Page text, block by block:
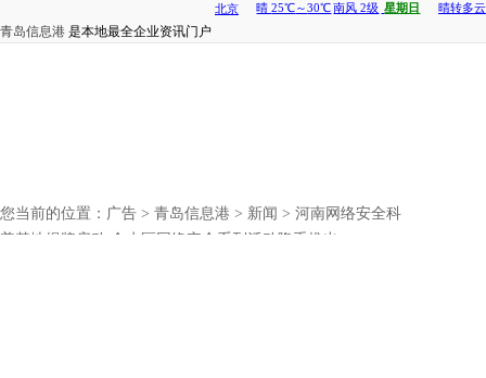
青岛信息港 是本地最全企业资讯门户
您当前的位置： 广告 > 青岛信息港 > 新闻 > 河南网络安全科
普基地揭牌启动,金水区网络安全系列活动隆重推出